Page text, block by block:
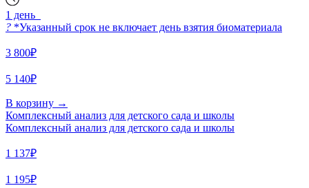
1 день
? *Указанный срок не включает день взятия биоматериала
3 800₽
5 140₽
В корзину →
Комплексный анализ для детского сада и школы
Комплексный анализ для детского сада и школы
1 137₽
1 195₽